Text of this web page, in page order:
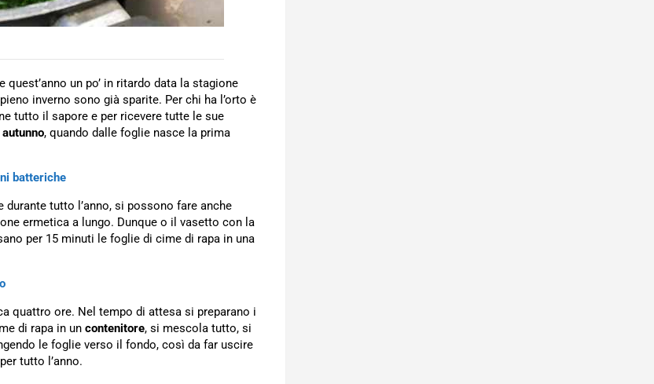
un po’ in ritardo data la stagione
inverno sono già sparite. Per chi ha l’orto è
tutto il sapore e per ricevere tutte le sue
autunno, quando dalle foglie nasce la prima
batteriche
durante tutto l’anno, si possono fare anche
ermetica a lungo. Dunque o il vasetto con la
per 15 minuti le foglie di cime di rapa in una
quattro ore. Nel tempo di attesa si preparano i
di rapa in un contenitore, si mescola tutto, si
le foglie verso il fondo, così da far uscire
per tutto l’anno.